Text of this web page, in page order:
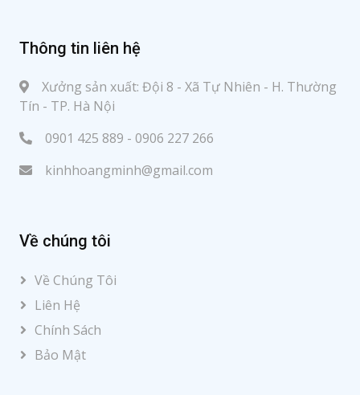
Thông tin liên hệ
Xưởng sản xuất: Đội 8 - Xã Tự Nhiên - H. Thường
Tín - TP. Hà Nội
0901 425 889 - 0906 227 266
kinhhoangminh@gmail.com
Về chúng tôi
Về Chúng Tôi
Liên Hệ
Chính Sách
Bảo Mật